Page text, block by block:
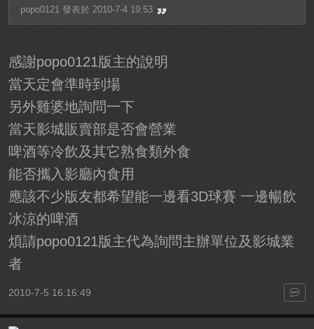
popo0121 發表於 2010-7-4 19:53
感謝popo0121版主的說明
當天定會準時到場
另外雞婆地詢問一下
當天影城販賣部是否會營業
啤酒等冷飲及其它熟食類外食
能否攜入影廳內食用
應該不少版友都希望能一邊看3D球賽 一邊暢飲
冰涼的啤酒
煩請popo0121版主代為詢問主辦單位及影城業
者
2010-7-5 16:16:49